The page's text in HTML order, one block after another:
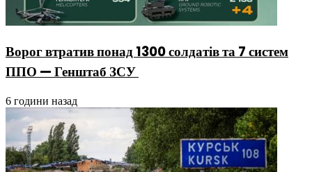
Ворог втратив понад 1300 солдатів та 7 систем
ППО — Генштаб ЗСУ
6 години назад